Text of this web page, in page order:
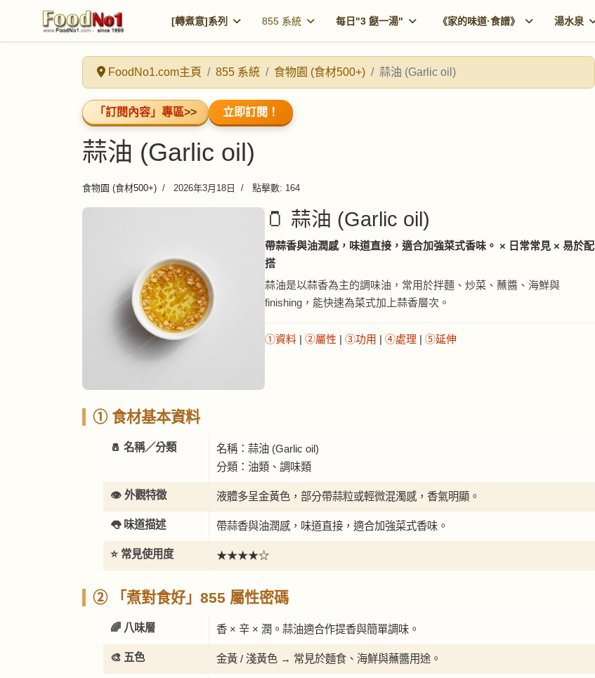
[轉煮意]系列 855 系統 每日"3 餸一湯" 《家的味道·食譜》 湯水泉
FoodNo1.com主頁 855 系統 食物園 (食材500+) 蒜油 (Garlic oil)
「訂閱內容」專區>> 立即訂閱！
蒜油 (Garlic oil)
食物園 (食材500+) 2026年3月18日 點擊數: 164
🫙 蒜油 (Garlic oil)
帶蒜香與油潤感，味道直接，適合加強菜式香味。 × 日常常見 × 易於配
搭
蒜油是以蒜香為主的調味油，常用於拌麵、炒菜、蘸醬、海鮮與
finishing，能快速為菜式加上蒜香層次。
①資料 | ②屬性 | ③功用 | ④處理 | ⑤延伸
① 食材基本資料
🧂 名稱／分類
名稱：蒜油 (Garlic oil)
分類：油類、調味類
👁️ 外觀特徵 液體多呈金黃色，部分帶蒜粒或輕微混濁感，香氣明顯。
👅 味道描述 帶蒜香與油潤感，味道直接，適合加強菜式香味。
⭐ 常見使用度 ★★★★☆
② 「煮對食好」855 屬性密碼
🌈 八味層 香 × 辛 × 潤。蒜油適合作提香與簡單調味。
🎨 五色 金黃 / 淺黃色 → 常見於麵食、海鮮與蘸醬用途。